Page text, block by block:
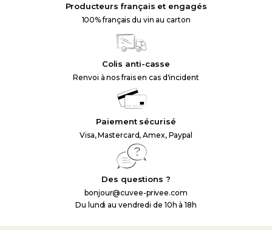
Producteurs français et engagés
100% français du vin au carton
Colis anti-casse
Renvoi à nos frais en cas d'incident
Paiement sécurisé
Visa, Mastercard, Amex, Paypal
Des questions ?
bonjour@cuvee-privee.com
Du lundi au vendredi de 10h à 18h